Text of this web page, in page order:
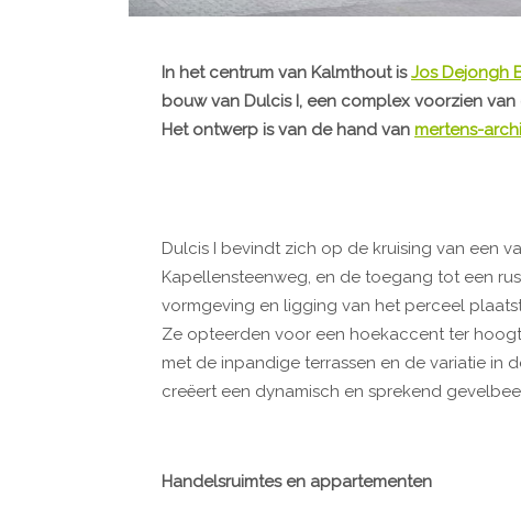
In het centrum van Kalmthout isJos Dejongh
bouw van Dulcis I, een complex voorzien
Het ontwerp is van de hand van mertens-
Dulcis I bevindt zich op de kruising van een
Kapellensteenweg, en de toegang tot een
vormgeving en ligging van het perceel
Ze opteerden voor een hoekaccent ter
met de inpandige terrassen en de variatie in
creëert een dynamisch en sprekend
Handelsruimtes en appartementen